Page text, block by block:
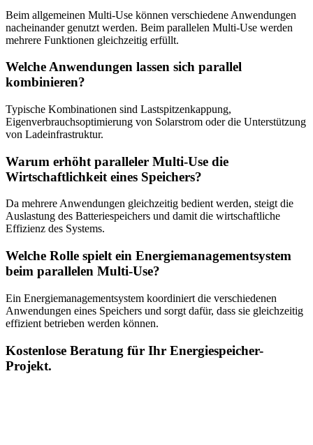
Beim allgemeinen Multi-Use können verschiedene Anwendungen
nacheinander genutzt werden. Beim parallelen Multi-Use werden
mehrere Funktionen gleichzeitig erfüllt.
Welche Anwendungen lassen sich parallel
kombinieren?
Typische Kombinationen sind Lastspitzenkappung,
Eigenverbrauchsoptimierung von Solarstrom oder die Unterstützung
von Ladeinfrastruktur.
Warum erhöht paralleler Multi-Use die
Wirtschaftlichkeit eines Speichers?
Da mehrere Anwendungen gleichzeitig bedient werden, steigt die
Auslastung des Batteriespeichers und damit die wirtschaftliche
Effizienz des Systems.
Welche Rolle spielt ein Energiemanagementsystem
beim parallelen Multi-Use?
Ein Energiemanagementsystem koordiniert die verschiedenen
Anwendungen eines Speichers und sorgt dafür, dass sie gleichzeitig
effizient betrieben werden können.
Kostenlose Beratung für Ihr Energiespeicher-
Projekt.